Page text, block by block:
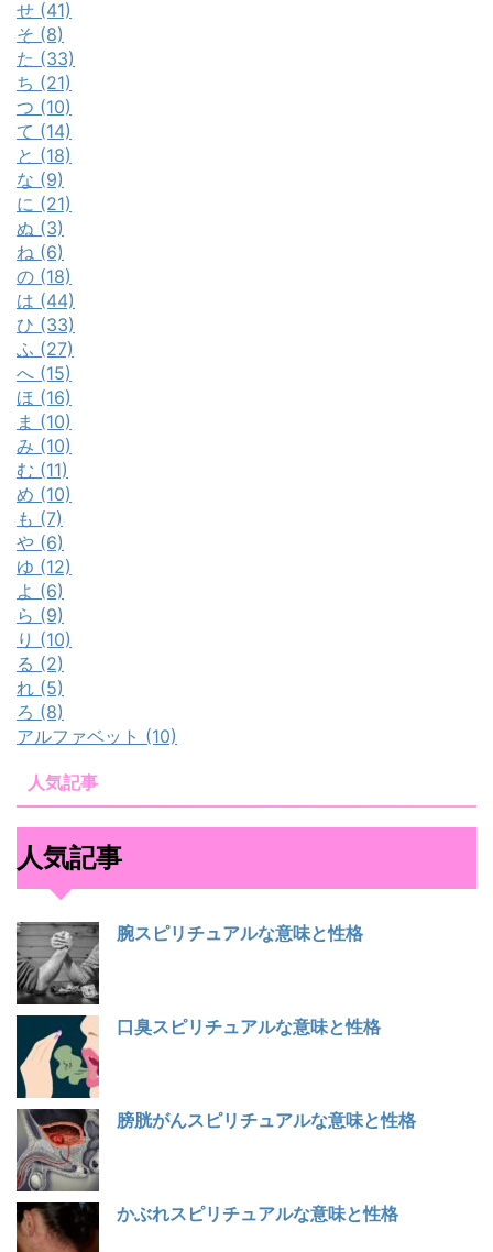
せ (41)
そ (8)
た (33)
ち (21)
つ (10)
て (14)
と (18)
な (9)
に (21)
ぬ (3)
ね (6)
の (18)
は (44)
ひ (33)
ふ (27)
へ (15)
ほ (16)
ま (10)
み (10)
む (11)
め (10)
も (7)
や (6)
ゆ (12)
よ (6)
ら (9)
り (10)
る (2)
れ (5)
ろ (8)
アルファベット (10)
人気記事
人気記事
腕スピリチュアルな意味と性格
口臭スピリチュアルな意味と性格
膀胱がんスピリチュアルな意味と性格
かぶれスピリチュアルな意味と性格